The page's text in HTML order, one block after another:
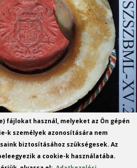
fájlokat használ, melyeket az Ön gépén
k személyek azonosítására nem
biztosításához szükségesek. Az
a cookie-k használatába.